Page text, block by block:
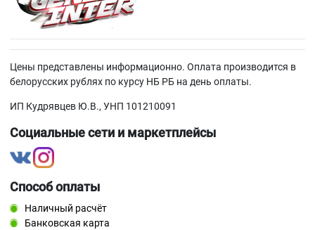
Цены представлены информационно. Оплата производится в
белорусских рублях по курсу НБ РБ на день оплаты.
ИП Кудрявцев Ю.В., УНП 101210091
Социальные сети и маркетплейсы
Способ оплаты
Наличный расчёт
Банковская карта